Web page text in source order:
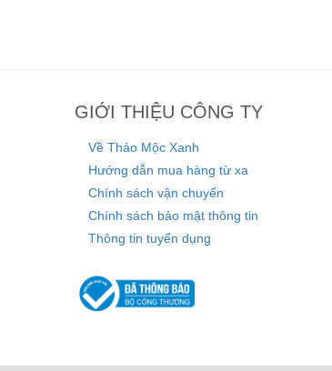
GIỚI THIỆU CÔNG TY
Về Thảo Mộc Xanh
Hướng dẫn mua hàng từ xa
Chính sách vận chuyển
Chính sách bảo mật thông tin
Thông tin tuyển dụng